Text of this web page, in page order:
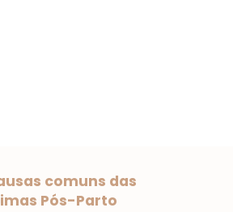
comuns das
Pós-Parto